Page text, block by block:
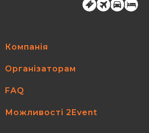
Компанія
Організаторам
FAQ
Можливості 2Event